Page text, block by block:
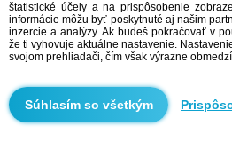
Mám záujem
štatistické účely a na prispôsobenie
informácie môžu byť poskytnuté aj našim
inzercie a analýzy. Ak budeš pokračovať v
že ti vyhovuje aktuálne nastavenie.
svojom prehliadači, čím však výrazne